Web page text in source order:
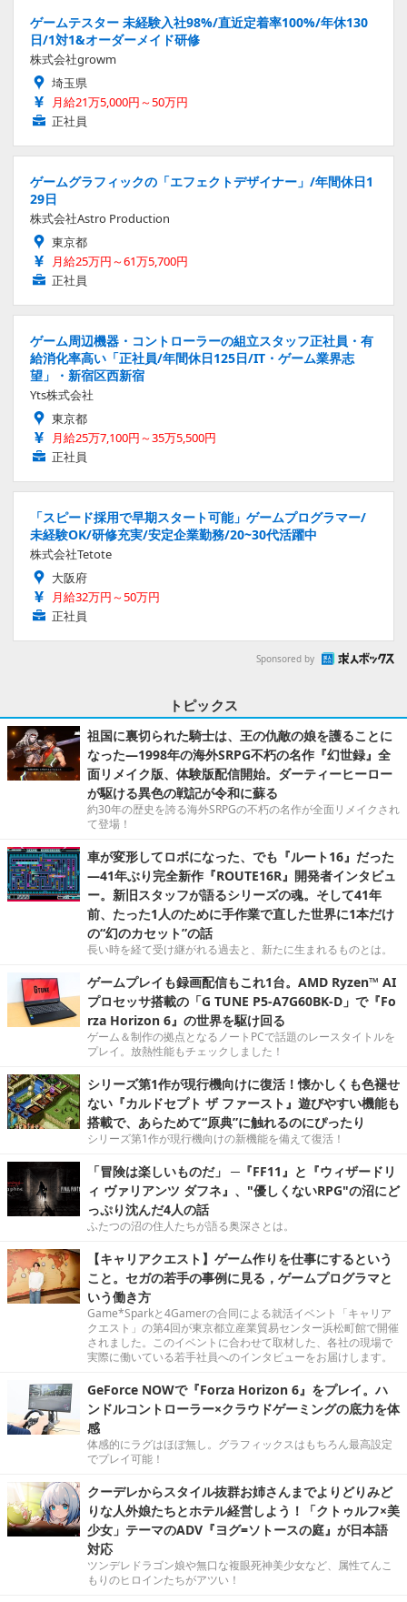
ゲームテスター 未経験入社98%/直近定着率100%/年休130
日/1対1&オーダーメイド研修
株式会社growm
埼玉県
月給21万5,000円～50万円
正社員
ゲームグラフィックの「エフェクトデザイナー」/年間休日1
29日
株式会社Astro Production
東京都
月給25万円～61万5,700円
正社員
ゲーム周辺機器・コントローラーの組立スタッフ正社員・有
給消化率高い「正社員/年間休日125日/IT・ゲーム業界志
望」・新宿区西新宿
Yts株式会社
東京都
月給25万7,100円～35万5,500円
正社員
「スピード採用で早期スタート可能」ゲームプログラマー/
未経験OK/研修充実/安定企業勤務/20~30代活躍中
株式会社Tetote
大阪府
月給32万円～50万円
正社員
Sponsored by
トピックス
祖国に裏切られた騎士は、王の仇敵の娘を護ることに
なった―1998年の海外SRPG不朽の名作『幻世録』全
面リメイク版、体験版配信開始。ダーティーヒーロー
が駆ける異色の戦記が令和に蘇る
約30年の歴史を誇る海外SRPGの不朽の名作が全面リメイクされ
て登場！
車が変形してロボになった、でも『ルート16』だった
―41年ぶり完全新作『ROUTE16R』開発者インタビュ
ー。新旧スタッフが語るシリーズの魂。そして41年
前、たった1人のために手作業で直した世界に1本だけ
の“幻のカセット”の話
長い時を経て受け継がれる過去と、新たに生まれるものとは。
ゲームプレイも録画配信もこれ1台。AMD Ryzen™ AI
プロセッサ搭載の「G TUNE P5-A7G60BK-D」で『Fo
rza Horizon 6』の世界を駆け回る
ゲーム＆制作の拠点となるノートPCで話題のレースタイトルを
プレイ。放熱性能もチェックしました！
シリーズ第1作が現行機向けに復活！懐かしくも色褪せ
ない『カルドセプト ザ ファースト』遊びやすい機能も
搭載で、あらためて“原典”に触れるのにぴったり
シリーズ第1作が現行機向けの新機能を備えて復活！
「冒険は楽しいものだ」 ─『FF11』と『ウィザードリ
ィ ヴァリアンツ ダフネ』、"優しくないRPG"の沼にど
っぷり沈んだ4人の話
ふたつの沼の住人たちが語る奥深さとは。
【キャリアクエスト】ゲーム作りを仕事にするという
こと。セガの若手の事例に見る，ゲームプログラマと
いう働き方
Game*Sparkと4Gamerの合同による就活イベント「キャリア
クエスト」の第4回が東京都立産業貿易センター浜松町館で開催
されました。このイベントに合わせて取材した、各社の現場で
実際に働いている若手社員へのインタビューをお届けします。
GeForce NOWで『Forza Horizon 6』をプレイ。ハ
ンドルコントローラー×クラウドゲーミングの底力を体
感
体感的にラグはほぼ無し。グラフィックスはもちろん最高設定
でプレイ可能！
クーデレからスタイル抜群お姉さんまでよりどりみど
りな人外娘たちとホテル経営しよう！「クトゥルフ×美
少女」テーマのADV『ヨグ=ソトースの庭』が日本語
対応
ツンデレドラゴン娘や無口な複眼死神美少女など、属性てんこ
もりのヒロインたちがアツい！